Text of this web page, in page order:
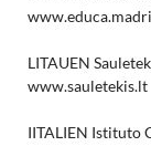
LITAUEN
www.sauletekis.lt
IITALIEN Istituto